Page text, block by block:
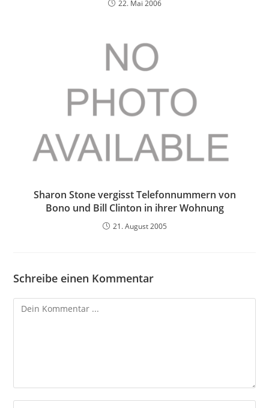
22. Mai 2006
Sharon Stone vergisst Telefonnummern von
Bono und Bill Clinton in ihrer Wohnung
21. August 2005
Schreibe einen Kommentar
Kommentieren